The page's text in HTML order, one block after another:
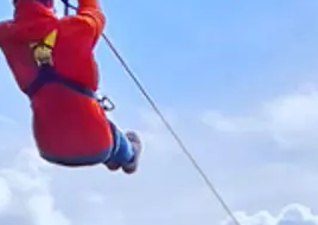
mötet kan starta. Vid er
över hängbron för att få
kurra och det är dags att